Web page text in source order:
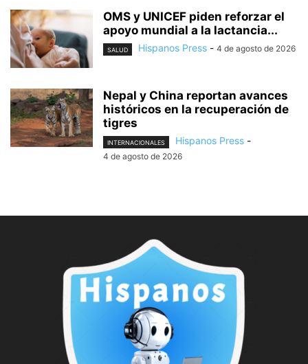
OMS y UNICEF piden reforzar el
apoyo mundial a la lactancia...
SALUD Hispanos Press - 4 de agosto de 2026
Nepal y China reportan avances
históricos en la recuperación de
tigres
INTERNACIONALES Hispanos Press -
4 de agosto de 2026